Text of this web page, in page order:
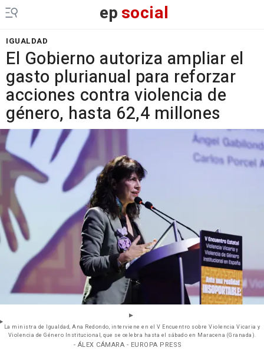
epsocial
IGUALDAD
El Gobierno autoriza ampliar el
gasto plurianual para reforzar
acciones contra violencia de
género, hasta 62,4 millones
La ministra de Igualdad, Ana Redondo, interviene en el V Encuentro sobre Violencia Vicaria y
Violencia de Género Institucional, que se celebra hasta el sábado en Maracena (Granada).
- ÁLEX CÁMARA - EUROPA PRESS